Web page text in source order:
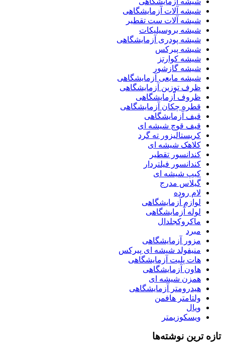
شیشه آلات آزمایشگاهی
شیشه آلات ست تقطیر
شیشه بروسیلیکات
شیشه پودری آزمایشگاهی
شیشه پیرکس
شیشه کوارتز
شیشه گازشور
شیشه مایعی آزمایشگاهی
ظرف توزین آزمایشگاهی
ظروف آزمایشگاهی
قطره چکان آزمایشگاهی
قیف آزمایشگاهی
قیف قوچ شیشه ای
کریستالیزور ته گرد
کلاهک شیشه ای
کندانسور تقطیر
کندانسور فیلتردار
کیپ شیشه ای
گیلاس مدرج
لام روده
لوازم آزمایشگاهی
لوله آزمایشگاهی
ماکروکجلدال
مبرد
مزور آزمایشگاهی
منیفولد شیشه ای پیرکس
هات پلیت آزمایشگاهی
هاون آزمایشگاهی
همزن شیشه ای
هیدرومتر آزمایشگاهی
ولتامتر هافمن
ویال
ویسکوزیمتر
تازه ترین نوشته‌ها